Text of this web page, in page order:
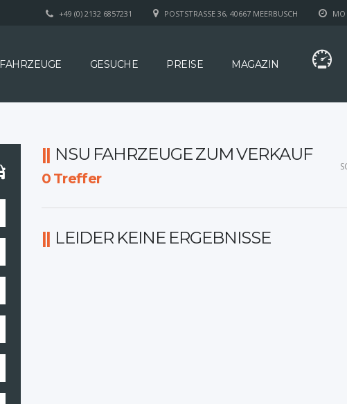
MO
POSTSTRASSE 36, 40667 MEERBUSCH
+49 (0) 2132 6857231
FAHRZEUGE GESUCHE PREISE MAGAZIN
NSU FAHRZEUGE ZUM VERKAUF
0Treffer
LEIDER KEINE ERGEBNISSE